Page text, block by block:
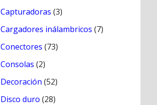
Capturadoras (3)
Cargadores inálambricos (7)
Conectores (73)
Consolas (2)
Decoración (52)
Disco duro (28)